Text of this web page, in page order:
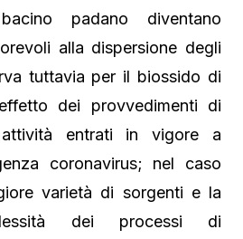
padano diventano
alla dispersione degli
tuttavia per il biossido di
dei provvedimenti di
attività entrati in vigore a
coronavirus; nel caso
varietà di sorgenti e la
dei processi di